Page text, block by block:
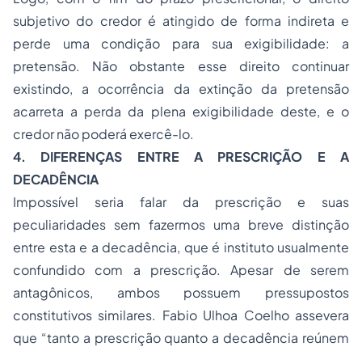
subjetivo do credor é atingido de forma indireta e
perde uma condição para sua exigibilidade: a
pretensão. Não obstante esse direito continuar
existindo, a ocorrência da extinção da pretensão
acarreta a perda da plena exigibilidade deste, e o
credor não poderá exercê-lo.
4. DIFERENÇAS ENTRE A PRESCRIÇÃO E A
DECADÊNCIA
Impossível seria falar da prescrição e suas
peculiaridades sem fazermos uma breve distinção
entre esta e a decadência, que é instituto usualmente
confundido com a prescrição. Apesar de serem
antagônicos, ambos possuem pressupostos
constitutivos similares. Fabio Ulhoa Coelho assevera
que “tanto a prescrição quanto a decadência reúnem